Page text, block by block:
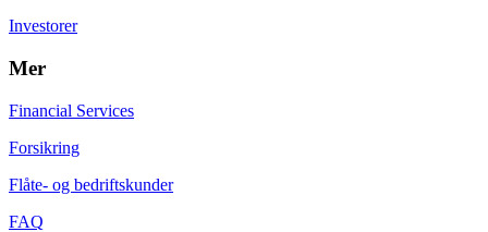
Investorer
Mer
Financial Services
Forsikring
Flåte- og bedriftskunder
FAQ